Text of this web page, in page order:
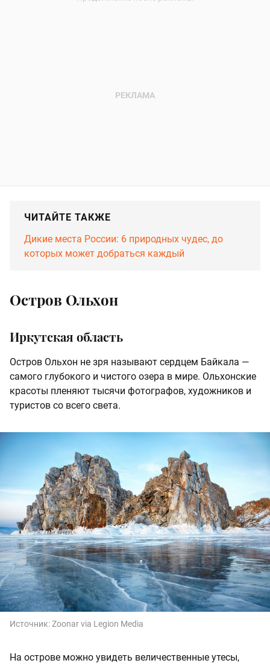
ЧИТАЙТЕ ТАКЖЕ
Дикие места России: 6 природных чудес, до
которых может добраться каждый
Остров Ольхон
Иркутская область
Остров Ольхон не зря называют сердцем Байкала —
самого глубокого и чистого озера в мире. Ольхонские
красоты пленяют тысячи фотографов, художников и
туристов со всего света.
Источник:Zoonar via Legion Media
На острове можно увидеть величественные утесы,